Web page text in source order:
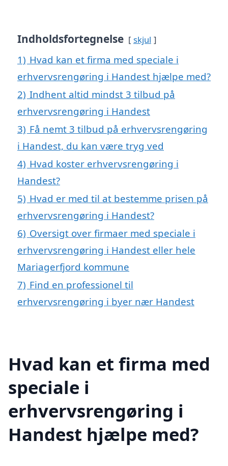
Indholdsfortegnelse skjul
1) Hvad kan et firma med speciale i
erhvervsrengøring i Handest hjælpe med?
2) Indhent altid mindst 3 tilbud på
erhvervsrengøring i Handest
3) Få nemt 3 tilbud på erhvervsrengøring
i Handest, du kan være tryg ved
4) Hvad koster erhvervsrengøring i
Handest?
5) Hvad er med til at bestemme prisen på
erhvervsrengøring i Handest?
6) Oversigt over firmaer med speciale i
erhvervsrengøring i Handest eller hele
Mariagerfjord kommune
7) Find en professionel til
erhvervsrengøring i byer nær Handest
Hvad kan et firma med
speciale i
erhvervsrengøring i
Handest hjælpe med?